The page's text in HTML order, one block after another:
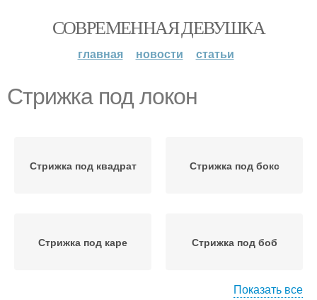
СОВРЕМЕННАЯ ДЕВУШКА
главная новости статьи
Стрижка под локон
Стрижка под квадрат Стрижка под бокс
Стрижка под каре Стрижка под боб
Показать все